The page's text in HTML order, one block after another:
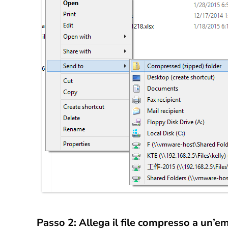
Passo 2: Allega il file compresso a